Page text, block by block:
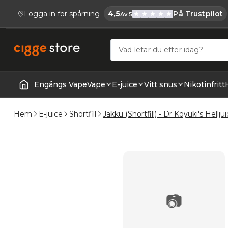
Logga in för spårning
Cigge.se Har
4,5Av 5 På Trustpilot
Köp E-cigg, E-juice, Snus & Vape
Startsida | Vapes
Engångs VapeVape E-juice Vitt snus Nikotinfritt
Hem E-juice Shortfill Jakku (Shortfill) - Dr Koyuki's
📷